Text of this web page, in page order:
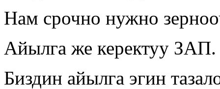
Нам срочно нужно
Айылга же керектуу ЗАП.
Биздин айылга эгин